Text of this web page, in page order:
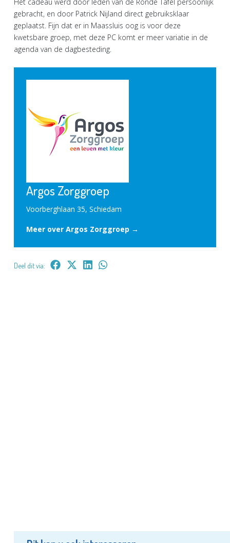
Het cadeau werd door leden van de Ronde Tafel persoonlijk
gebracht, en door Patrick Nijland direct gebruiksklaar
geplaatst. Fijn dat er in Maassluis oog is voor deze
kwetsbare groep, met deze PC komt er meer variatie in de
agenda van de dagbesteding.
Argos Zorggroep
Voorberghlaan 35, Schiedam
Meer over Argos Zorggroep →
Deel dit via: